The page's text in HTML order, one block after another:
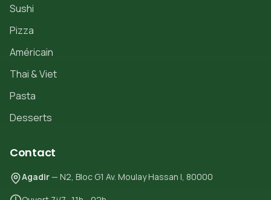
Sushi
Pizza
Américain
Thai & Viet
Pasta
Desserts
Contact
Agadir— N2, Bloc G1 Av. Moulay Hassan I, 80000